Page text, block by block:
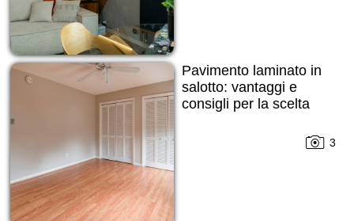
Pavimento laminato in
salotto: vantaggi e
consigli per la scelta
3